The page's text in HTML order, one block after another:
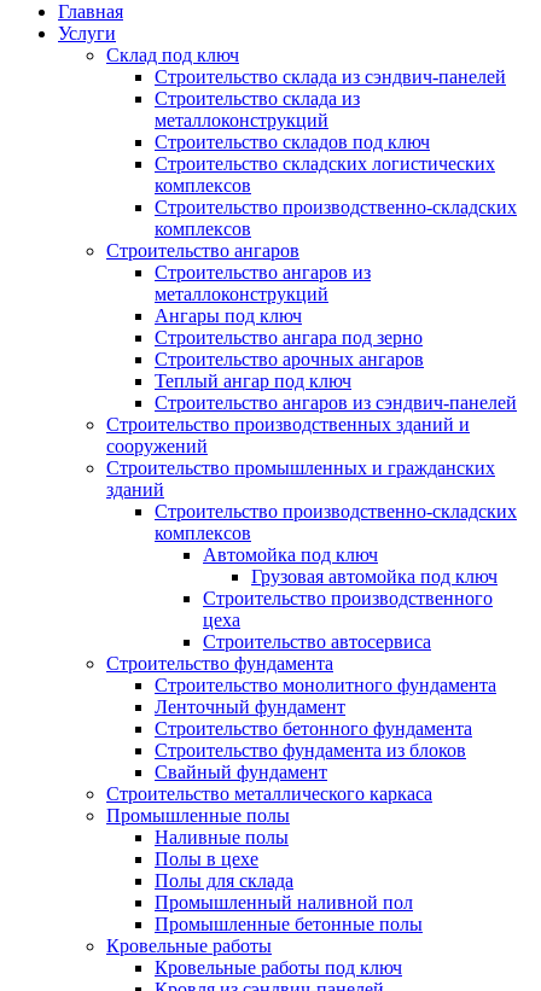
Главная
Услуги
Склад под ключ
Строительство склада из сэндвич-панелей
Строительство склада из
металлоконструкций
Строительство складов под ключ
Строительство складских логистических
комплексов
Строительство производственно-складских
комплексов
Строительство ангаров
Строительство ангаров из
металлоконструкций
Ангары под ключ
Строительство ангара под зерно
Строительство арочных ангаров
Теплый ангар под ключ
Строительство ангаров из сэндвич-панелей
Строительство производственных зданий и
сооружений
Строительство промышленных и гражданских
зданий
Строительство производственно-складских
комплексов
Автомойка под ключ
Грузовая автомойка под ключ
Строительство производственного
цеха
Строительство автосервиса
Строительство фундамента
Строительство монолитного фундамента
Ленточный фундамент
Строительство бетонного фундамента
Строительство фундамента из блоков
Свайный фундамент
Строительство металлического каркаса
Промышленные полы
Наливные полы
Полы в цехе
Полы для склада
Промышленный наливной пол
Промышленные бетонные полы
Кровельные работы
Кровельные работы под ключ